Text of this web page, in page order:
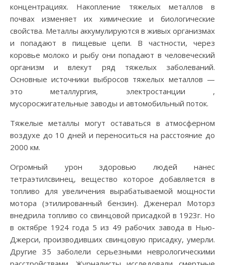
концентрациях. Накопление тяжелых металлов в
почвах изменяет их химические и биологические
свойства. Металлы аккумулируются в живых организмах
и попадают в пищевые цепи. В частности, через
коровье молоко и рыбу они попадают в человеческий
организм и влекут ряд тяжелых заболеваний.
Основные источники выбросов тяжелых металлов —
это металлургия, электростанции ,
мусоросжигательные заводы и автомобильный поток.
Тяжелые металлы могут оставаться в атмосферном
воздухе до 10 дней и переноситься на расстояние до
2000 км.
Огромный урон здоровью людей нанес
тетраэтилсвинец, вещество которое добавляется в
топливо для увеличения вырабатываемой мощности
мотора (этилированный бензин). Дженерал Моторз
внедрила топливо со свинцовой присадкой в 1923г. Но
в октябре 1924 года 5 из 49 рабочих завода в Нью-
Джерси, производивших свинцовую присадку, умерли.
Другие 35 заболели серьезными неврологическими